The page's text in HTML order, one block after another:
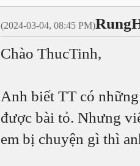
(2024-03-04, 08:45 PM)
Chào ThucTinh,
Anh biết TT có
được bài tỏ. Nhưng
em bị chuyện gì thì